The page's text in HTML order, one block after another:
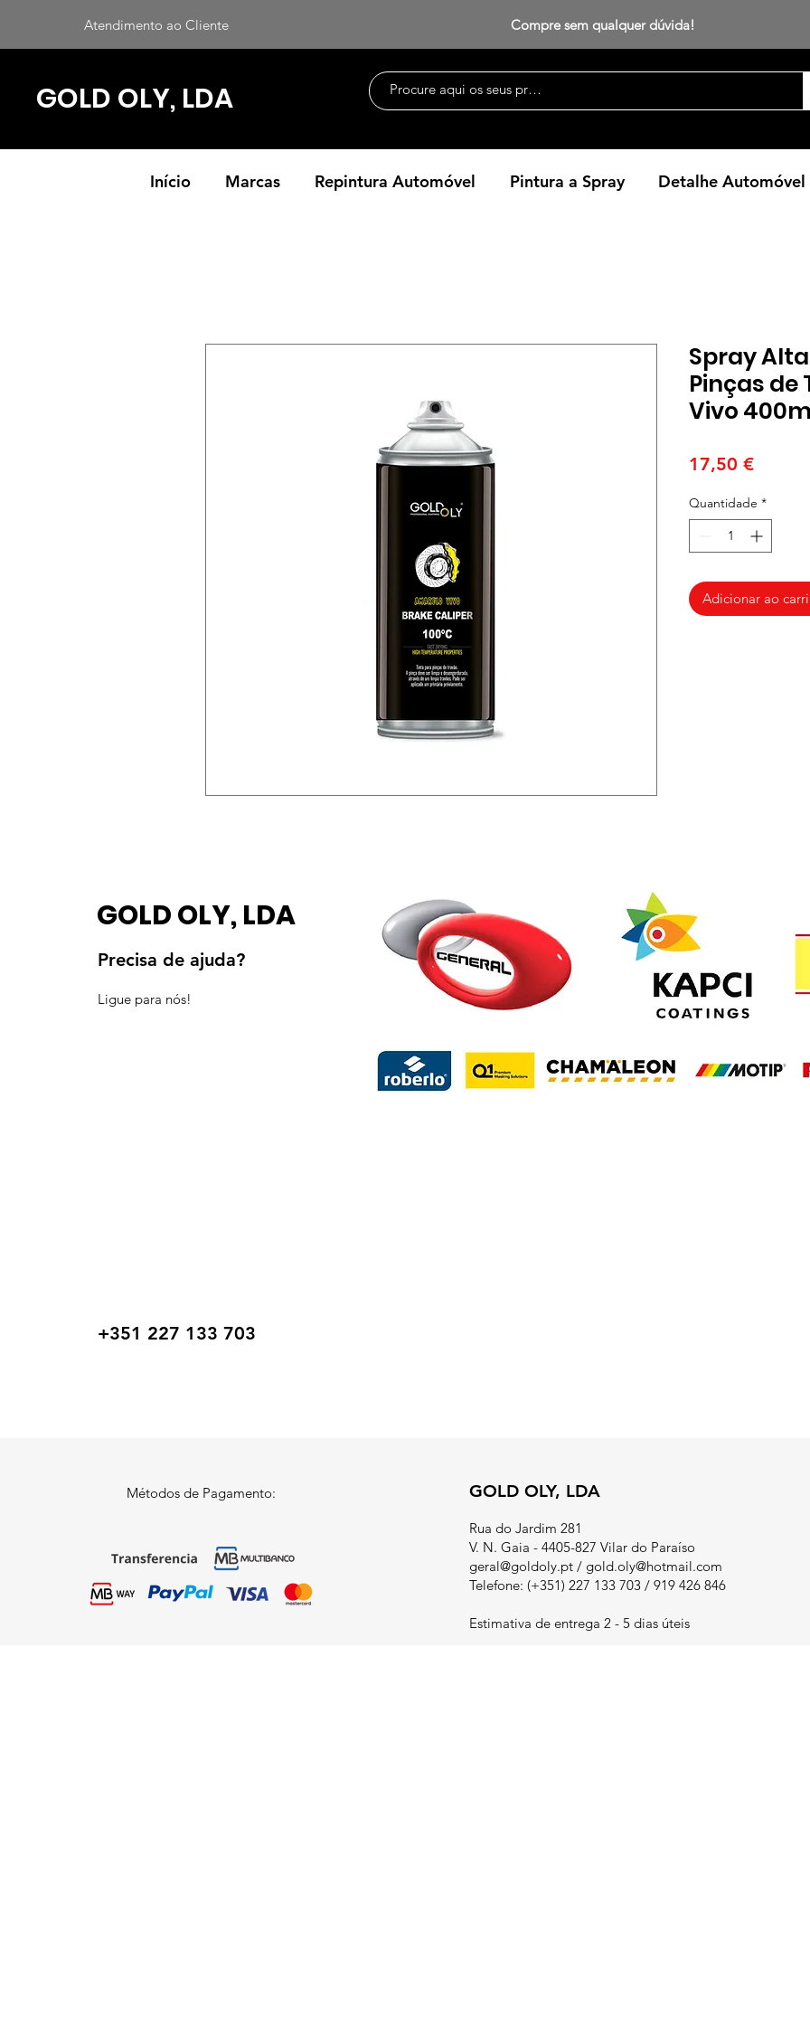
Atendimento ao Cliente Compre sem qualquer dúvida!
GOLD OLY, LDA
Início Marcas Repintura Automóvel Pintura a Spray Detalhe Automóvel
Spray
Pinças
Vivo
17,50 €Preço
Quantidade *
Adicionar ao
GOLD OLY, LDA
Precisa de ajuda?
Ligue para nós!
+351 227 133 703
Métodos de Pagamento: GOLD OLY, LDA
Rua do Jardim 281
V. N. Gaia - 4405-827 Vilar do Paraíso
geral@goldoly.pt/ gold.oly@hotmail.com
Telefone: (+351) 227 133 703 / 919 426 846
Estimativa de entrega 2 - 5 dias úteis